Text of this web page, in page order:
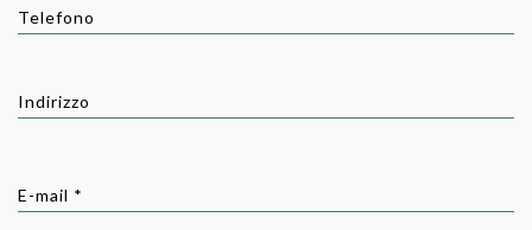
Telefono
Indirizzo
E-mail *